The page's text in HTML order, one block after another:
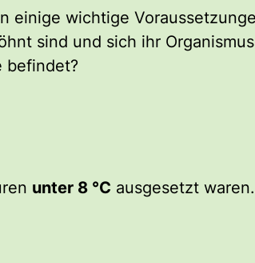
einige wichtige
sind und sich ihr
befindet?
unter 8 °C ausgesetzt waren.